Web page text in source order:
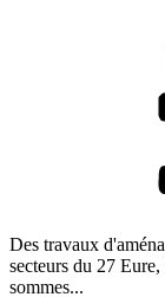
Des travaux
secteurs du 27
sommes...